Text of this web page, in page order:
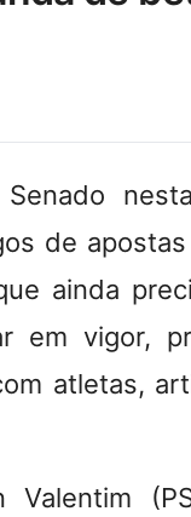
de
ainda
em vigor,
atletas,
Valentim